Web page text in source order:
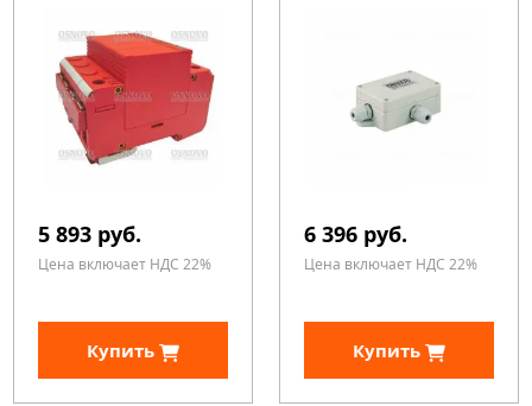
5 893 руб.
Цена включает НДС 22%
Купить
6 396 руб.
Цена включает НДС 22%
Купить